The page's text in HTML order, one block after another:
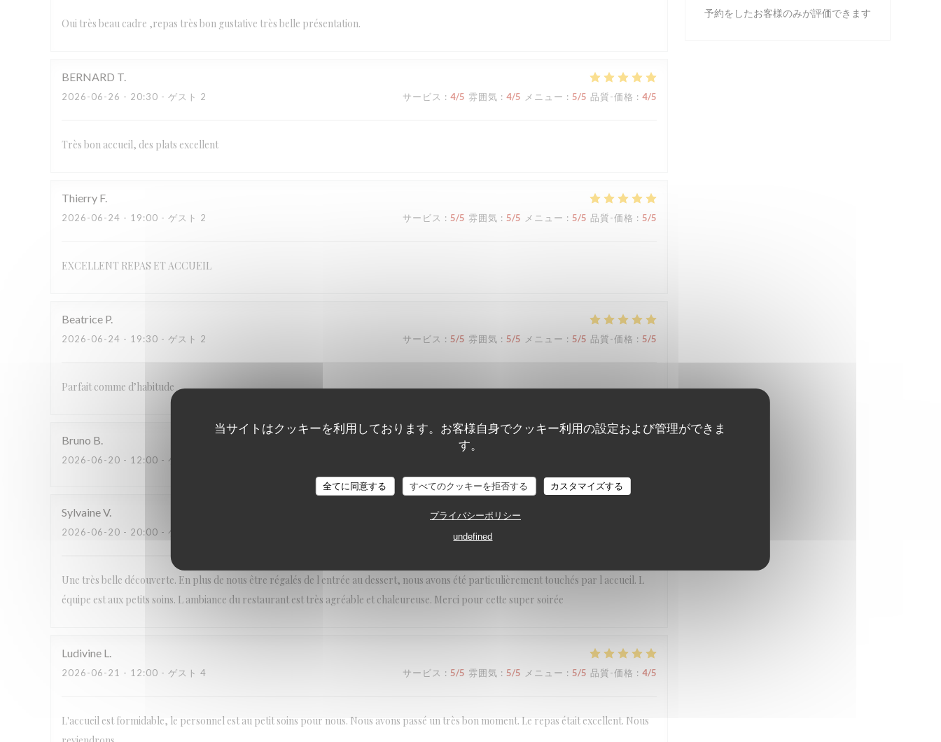
当サイトはクッキーを利用しております。お客様自身でクッキー利用の設定および管理ができま
す。
全てに同意する すべてのクッキーを拒否する カスタマイズする
プライバシーポリシー
undefined
Oui très beau cadre ,repas très bon gustative très belle présentation.
BERNARD T
2026-06-26 - 20:30 - ゲスト 2 サービス : 4/5 雰囲気 : 4/5 メニュー : 5/5 品質-価格 : 4/5
Très bon accueil, des plats excellent
Thierry F
2026-06-24 - 19:00 - ゲスト 2 サービス : 5/5 雰囲気 : 5/5 メニュー : 5/5 品質-価格 : 5/5
EXCELLENT REPAS ET ACCUEIL
Beatrice P
2026-06-24 - 19:30 - ゲスト 2 サービス : 5/5 雰囲気 : 5/5 メニュー : 5/5 品質-価格 : 5/5
Parfait comme d’habitude
Bruno B
2026-06-20 - 12:00 - ゲスト 4
SylvaineV
2026-06-20 - 20:00 - ゲスト 6 雰囲気
Une très belle découverte. En plus de nous être régalés de l entrée au dessert, nous avons été particulièrement touchés par l accueil. L
équipe est aux petits soins. L ambiance du restaurant est très agréable et chaleureuse. Merci pour cette super soirée
Ludivine L
2026-06-21 - 12:00 - ゲスト 4 サービス : 5/5 雰囲気 : 5/5 メニュー : 5/5 品質-価格 : 4/5
L'accueil est formidable, le personnel est au petit soins pour nous. Nous avons passé un très bon moment. Le repas était excellent. Nous
予約をしたお客様のみが評価できます